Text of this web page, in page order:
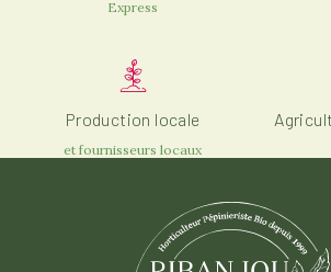
Express
Production locale
et fournisseurs locaux